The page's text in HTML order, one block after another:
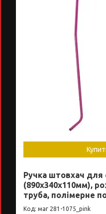
Ручка штовхач для
(890x340x110мм),
труба, полімерне
маг 281-1075_pink